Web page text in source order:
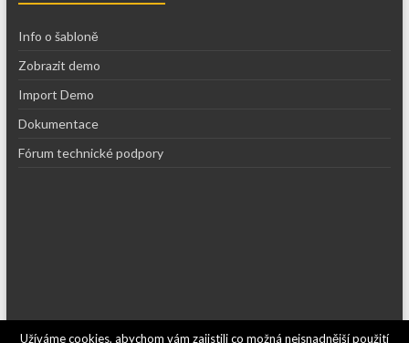
Info o šabloně
Zobrazit demo
Import Demo
Dokumentace
Fórum technické podpory
Užíváme cookies, abychom vám zajistili co možná nejsnadnější použití